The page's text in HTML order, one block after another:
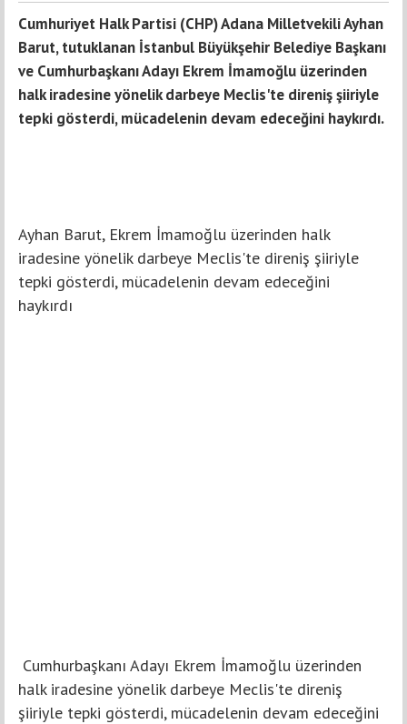
Cumhuriyet Halk Partisi (CHP) Adana Milletvekili Ayhan
Barut, tutuklanan İstanbul Büyükşehir Belediye Başkanı
ve Cumhurbaşkanı Adayı Ekrem İmamoğlu üzerinden
halk iradesine yönelik darbeye Meclis'te direniş şiiriyle
tepki gösterdi, mücadelenin devam edeceğini haykırdı.
Ayhan Barut, Ekrem İmamoğlu üzerinden halk
iradesine yönelik darbeye Meclis'te direniş şiiriyle
tepki gösterdi, mücadelenin devam edeceğini
haykırdı
Cumhurbaşkanı Adayı Ekrem İmamoğlu üzerinden
halk iradesine yönelik darbeye Meclis'te direniş
şiiriyle tepki gösterdi, mücadelenin devam edeceğini